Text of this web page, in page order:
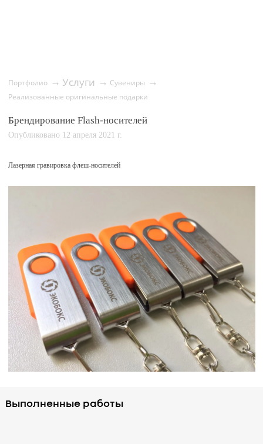
Портфолио → Услуги → Сувениры →
Реализованные оригинальные подарки
Брендирование Flash-носителей
Опубликовано 12 апреля 2021 г.
Лазерная гравировка флеш-носителей
Выполненные работы